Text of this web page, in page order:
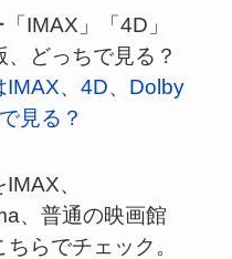
IMAX、4D、Dolby
見る？
、
、普通の映画館
らでチェック。